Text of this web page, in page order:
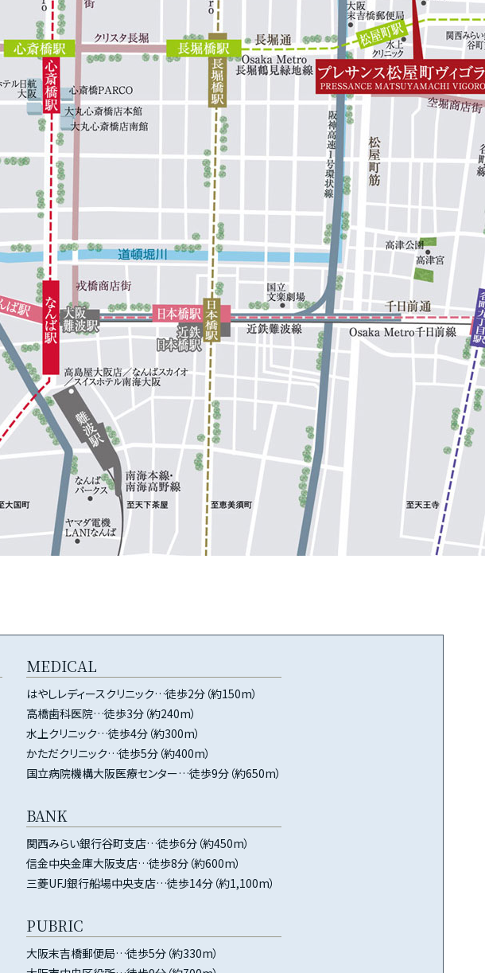
MEDICAL
はやしレディースクリニック…徒歩2分（約150m）
高橋歯科医院…徒歩3分（約240m）
水上クリニック…徒歩4分（約300m）
かただクリニック…徒歩5分（約400m）
国立病院機構大阪医療センター…徒歩9分（約650m）
BANK
関西みらい銀行谷町支店…徒歩6分（約450m）
信金中央金庫大阪支店…徒歩8分（約600m）
三菱UFJ銀行船場中央支店…徒歩14分（約1,100m）
PUBRIC
大阪末吉橋郵便局…徒歩5分（約330m）